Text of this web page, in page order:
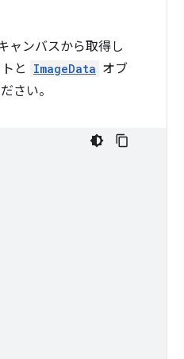
ャンバスから取得し
と ImageData オブ
さい。